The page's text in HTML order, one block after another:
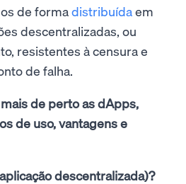
de formadistribuídaem
descentralizadas, ou
resistentes à censura e
de falha.
de perto as dApps,
de uso, vantagens e
descentralizada)?